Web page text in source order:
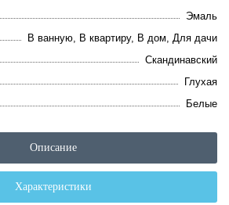
Эмаль
В ванную, В квартиру, В дом, Для дачи
Скандинавский
Глухая
Белые
Описание
Характеристики